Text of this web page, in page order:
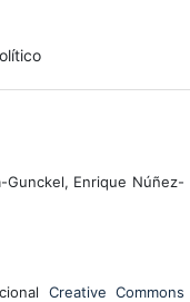
Enrique Núñez-
Creative Commons